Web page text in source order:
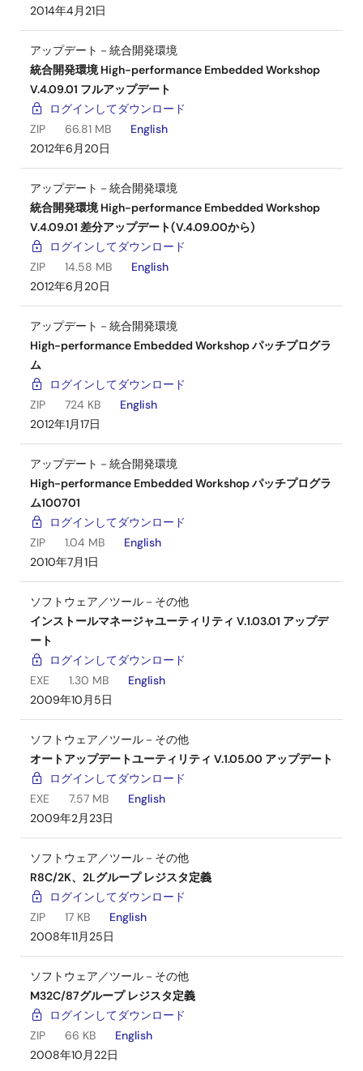
2014年4月21日
アップデート－統合開発環境
統合開発環境 High-performance Embedded Workshop
V.4.09.01 フルアップデート
ログインしてダウンロード
ZIP
66.81 MB
English
2012年6月20日
アップデート－統合開発環境
統合開発環境 High-performance Embedded Workshop
V.4.09.01 差分アップデート(V.4.09.00から)
ログインしてダウンロード
ZIP
14.58 MB
English
2012年6月20日
アップデート－統合開発環境
High-performance Embedded Workshop パッチプログラ
ム
ログインしてダウンロード
ZIP
724 KB
English
2012年1月17日
アップデート－統合開発環境
High-performance Embedded Workshop パッチプログラ
ム100701
ログインしてダウンロード
ZIP
1.04 MB
English
2010年7月1日
ソフトウェア／ツール－その他
インストールマネージャユーティリティ V.1.03.01 アップデ
ート
ログインしてダウンロード
EXE
1.30 MB
English
2009年10月5日
ソフトウェア／ツール－その他
オートアップデートユーティリティ V.1.05.00 アップデート
ログインしてダウンロード
EXE
7.57 MB
English
2009年2月23日
ソフトウェア／ツール－その他
R8C/2K、2Lグループ レジスタ定義
ログインしてダウンロード
ZIP
17 KB
English
2008年11月25日
ソフトウェア／ツール－その他
M32C/87グループ レジスタ定義
ログインしてダウンロード
ZIP
66 KB
English
2008年10月22日